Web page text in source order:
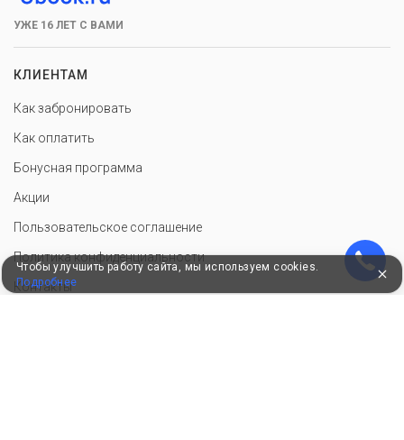
УЖЕ 16 ЛЕТ С ВАМИ
КЛИЕНТАМ
Как забронировать
Как оплатить
Бонусная программа
Акции
Пользовательское соглашение
Политика конфиденциальности
Контакты
Чтобы улучшить работу сайта, мы используем cookies.
Подробнее